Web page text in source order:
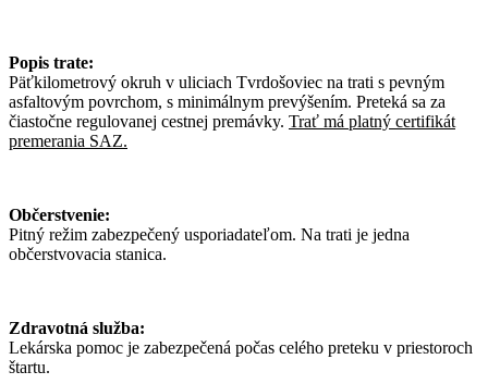
Popis trate:
Päťkilometrový okruh v uliciach Tvrdošoviec na trati s pevným
asfaltovým povrchom, s minimálnym prevýšením. Preteká sa za
čiastočne regulovanej cestnej premávky. Trať má platný certifikát
premerania SAZ.
Občerstvenie:
Pitný režim zabezpečený usporiadateľom. Na trati je jedna
občerstvovacia stanica.
Zdravotná služba:
Lekárska pomoc je zabezpečená počas celého preteku v priestoroch
štartu.